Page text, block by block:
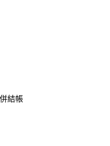
結帳